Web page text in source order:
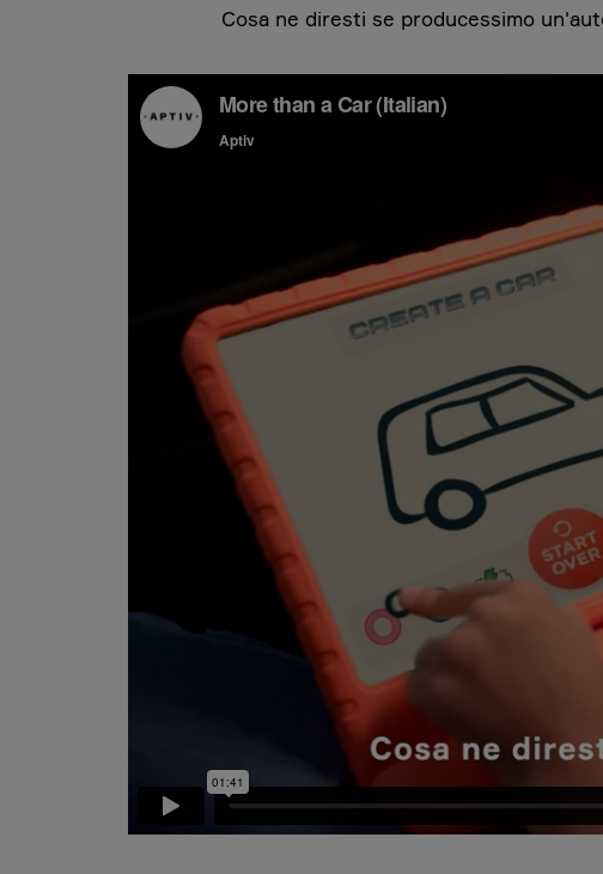
Cosa ne diresti se producessimo